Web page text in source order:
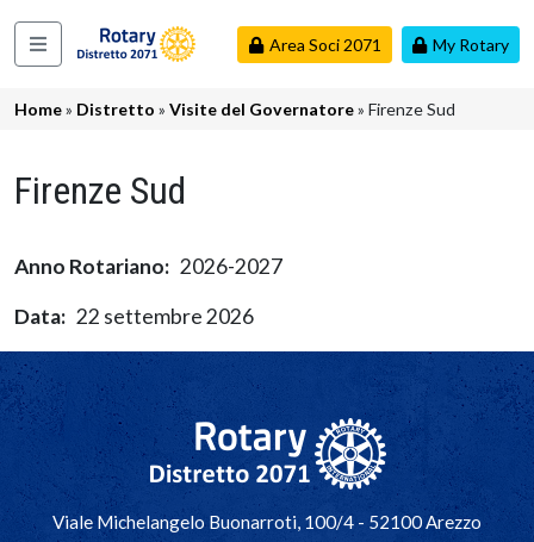
Area Soci 2071 My Rotary
Navigazione principale
Briciole di pane
Home Distretto Visite del Governatore Firenze Sud
Firenze Sud
Anno Rotariano
2026-2027
Data
22 settembre 2026
Navigazione principale
Viale Michelangelo Buonarroti, 100/4 - 52100 Arezzo